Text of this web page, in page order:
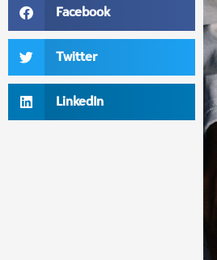
Facebook
Twitter
LinkedIn